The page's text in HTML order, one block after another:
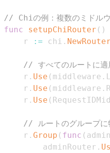
// Chiの例：複数のミドルウ
func
setupChiRouter ( )
    r
:= chi . NewRouter
// すべてのルートに適
    r
. Use ( middleware .
    r
. Use ( middleware .
    r
. Use (
// ルートのグループに
    r
. Group ( func (
        adminRouter
.